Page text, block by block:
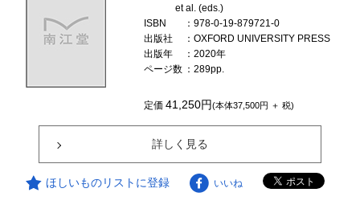
et al. (eds.)
ISBN
：978-0-19-879721-0
出版社
：OXFORD UNIVERSITY PRESS
出版年
：2020年
ページ数 ：289pp.
定価41,250円(本体37,500円 ＋ 税)
詳しく見る
ほしいものリストに登録 いいね